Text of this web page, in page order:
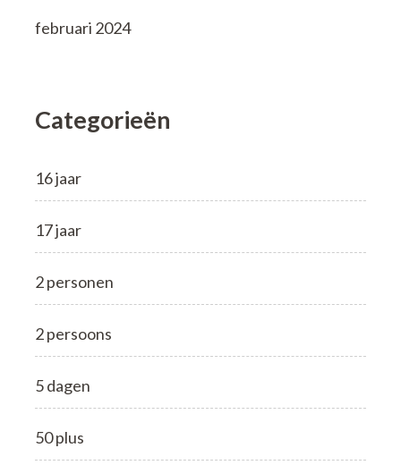
februari 2024
Categorieën
16 jaar
17 jaar
2 personen
2 persoons
5 dagen
50 plus